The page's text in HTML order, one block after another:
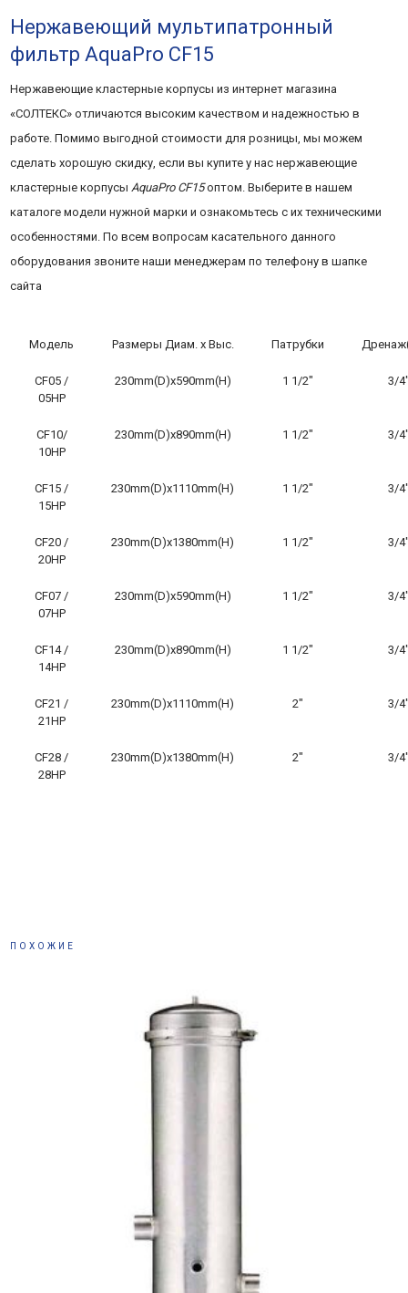
Нержавеющий мультипатронный
фильтр AquaPro CF15
Нержавеющие кластерные корпусы из интернет магазина
«СОЛТЕКС» отличаются высоким качеством и надежностью в
работе. Помимо выгодной стоимости для розницы, мы можем
сделать хорошую скидку, если вы купите у нас нержавеющие
кластерные корпусыAquaPro CF15оптом. Выберите в нашем
каталоге модели нужной марки и ознакомьтесь с их техническими
особенностями. По всем вопросам касательного данного
оборудования звоните наши менеджерам по телефону в шапке
сайта
Модель Размеры Диам. х Выс. Патрубки
CF05 /
05HP
230mm(D)x590mm(H) 1 1/2″ 3/
CF10/
10HP
230mm(D)x890mm(H) 1 1/2″ 3/
CF15 /
15HP
230mm(D)x1110mm(H) 1 1/2″ 3/
CF20 /
20HP
230mm(D)x1380mm(H) 1 1/2″ 3/
CF07 /
07HP
230mm(D)x590mm(H) 1 1/2″ 3/
CF14 /
14HP
230mm(D)x890mm(H) 1 1/2″ 3/
CF21 /
21HP
230mm(D)x1110mm(H) 2″ 3/
CF28 /
28HP
230mm(D)x1380mm(H) 2″ 3/
ПОХОЖИЕ